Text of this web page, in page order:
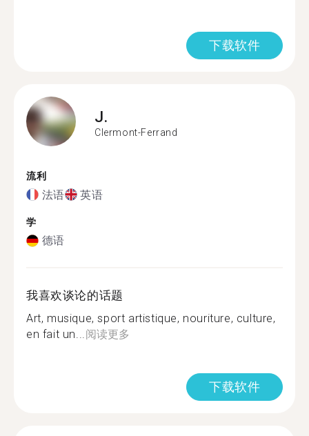
下载软件
J.
Clermont-Ferrand
流利
法语 英语
学
德语
我喜欢谈论的话题
Art, musique, sport artistique, nouriture, culture,
en fait un...阅读更多
下载软件